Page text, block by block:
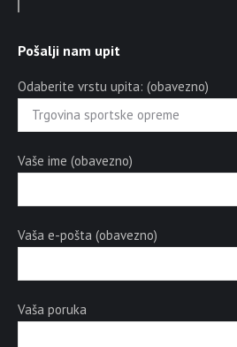
Pošalji nam upit
Odaberite vrstu upita: (obavezno)
Vaše ime (obavezno)
Vaša e-pošta (obavezno)
Vaša poruka